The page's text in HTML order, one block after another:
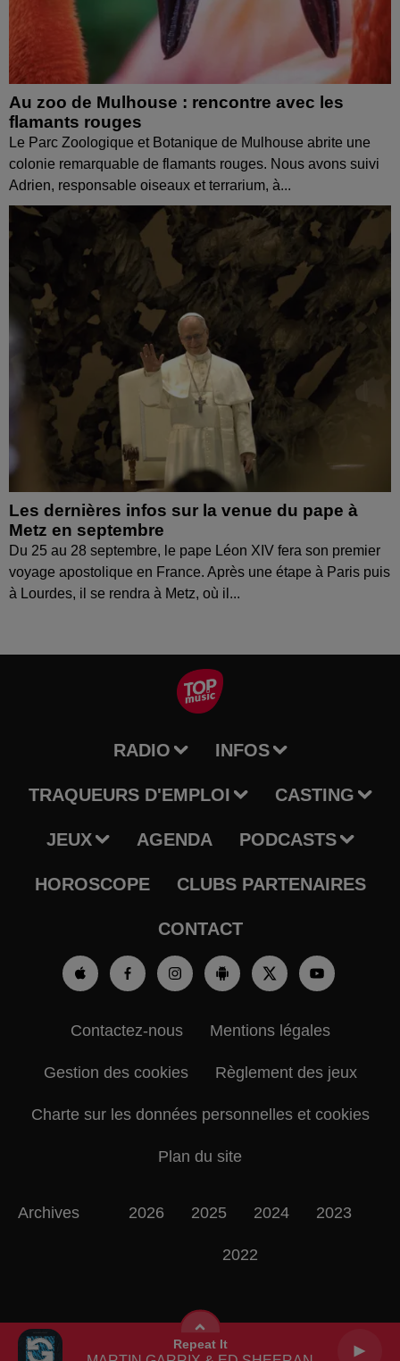
Repeat It
Au zoo de Mulhouse : rencontre avec les
flamants rouges
Le Parc Zoologique et Botanique de Mulhouse abrite une
colonie remarquable de flamants rouges. Nous avons suivi
Adrien, responsable oiseaux et terrarium, à...
Les dernières infos sur la venue du pape à
Metz en septembre
Du 25 au 28 septembre, le pape Léon XIV fera son premier
voyage apostolique en France. Après une étape à Paris puis
à Lourdes, il se rendra à Metz, où il...
RADIO INFOS
TRAQUEURS D'EMPLOI CASTING
JEUX AGENDA PODCASTS
HOROSCOPE CLUBS PARTENAIRES
CONTACT
Contactez-nous Mentions légales
Gestion des cookies Règlement des jeux
Charte sur les données personnelles et cookies
Plan du site
Archives 2026 2025 2024 2023
2022